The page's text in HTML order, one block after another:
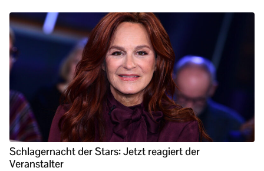
Schlagernacht der Stars: Jetzt reagiert der
Veranstalter